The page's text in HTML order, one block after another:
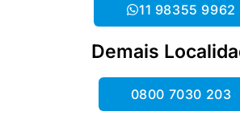
11 98355 9962
Demais
0800 7030 203